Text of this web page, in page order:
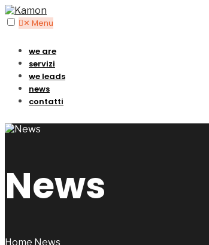
✕ Menu
we are
servizi
we leads
news
contatti
News
Home News